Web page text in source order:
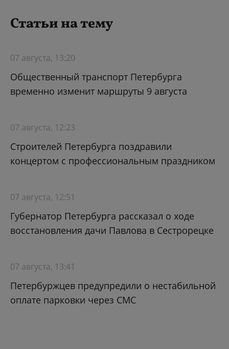
Статьи на тему
07 августа, 13:20
Общественный транспорт Петербурга
временно изменит маршруты 9 августа
07 августа, 12:23
Строителей Петербурга поздравили
концертом с профессиональным праздником
07 августа, 12:51
Губернатор Петербурга рассказал о ходе
восстановления дачи Павлова в Сестрорецке
07 августа, 13:41
Петербуржцев предупредили о нестабильной
оплате парковки через СМС